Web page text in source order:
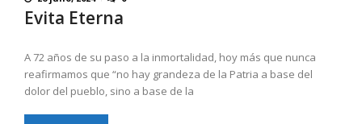
Evita Eterna
A 72 años de su paso a la inmortalidad, hoy más que nunca
reafirmamos que “no hay grandeza de la Patria a base del
dolor del pueblo, sino a base de la